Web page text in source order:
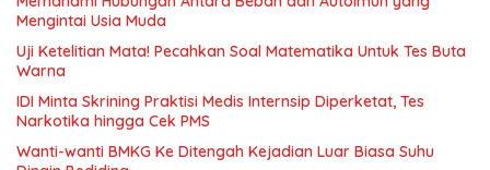
Mengintai Usia Muda
Uji Ketelitian Mata! Pecahkan Soal Matematika Untuk Tes Buta
Warna
IDI Minta Skrining Praktisi Medis Internsip Diperketat, Tes
Narkotika hingga Cek PMS
Wanti-wanti BMKG Ke Ditengah Kejadian Luar Biasa Suhu